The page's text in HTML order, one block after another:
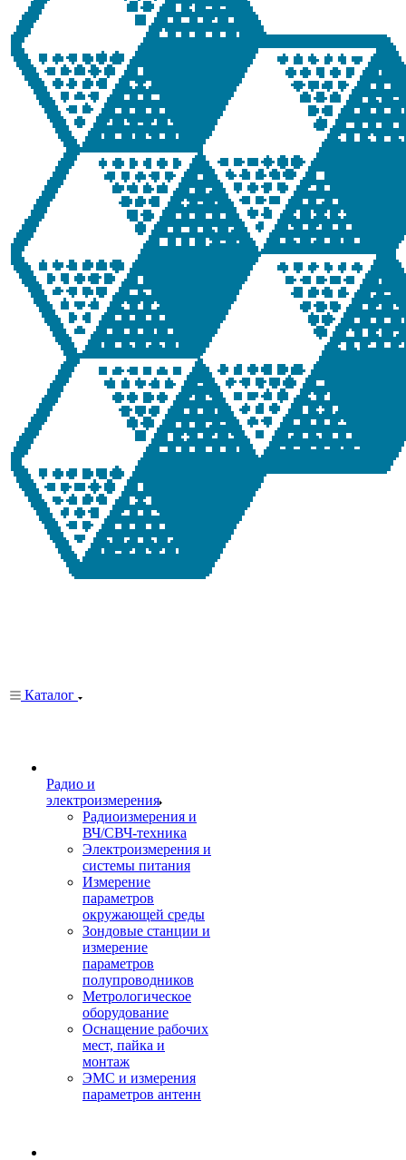
Каталог
Радио и
электроизмерения
Радиоизмерения и
ВЧ/СВЧ-техника
Электроизмерения и
системы питания
Измерение
параметров
окружающей среды
Зондовые станции и
измерение
параметров
полупроводников
Метрологическое
оборудование
Оснащение рабочих
мест, пайка и
монтаж
ЭМС и измерения
параметров антенн